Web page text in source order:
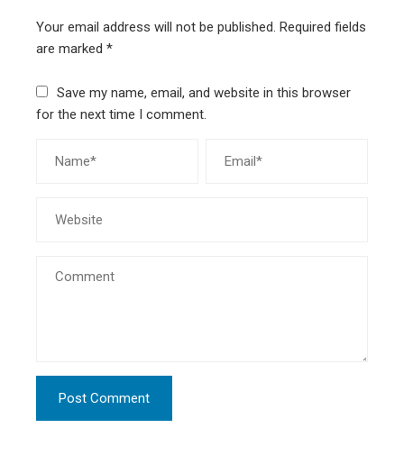
Your email address will not be published. Required fields
are marked *
Save my name, email, and website in this browser
for the next time I comment.